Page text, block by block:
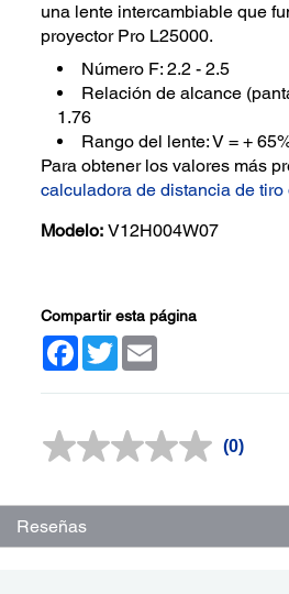
una lente intercambiable que
proyector Pro L25000.
Número F: 2.2 - 2.5
Relación de alcance
1.76
Rango del lente: V = +
Para obtener los valores más
calculadora de distancia de tiro
Modelo: V12H004W07
Compartir esta página
Facebook
Twitter
Sin
en
misma
(0)
Reseñas